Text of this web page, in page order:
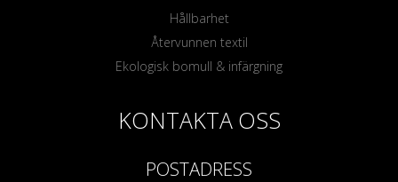
Hållbarhet
Återvunnen textil
Ekologisk bomull & infärgning
KONTAKTA OSS
POSTADRESS